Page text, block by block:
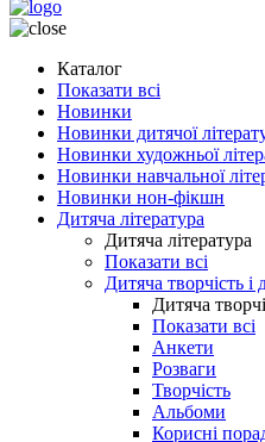
Каталог
Показати всі
Новинки
Новинки дитячої
Новинки художньої
Новинки навчальної
Новинки нон-фікшн
Дитяча література
Дитяча література
Показати всі
Дитяча творчість і
Дитяча
Показати всі
Анкети
Розваги
Творчість
Альбоми
Корисні